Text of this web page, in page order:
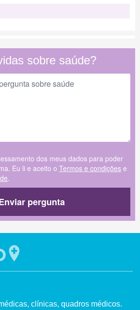
sobre saúde?
dos meus dados para poder
Eu li e aceito o Termos e condições e
.
pergunta
clínicas, quadros médicos.